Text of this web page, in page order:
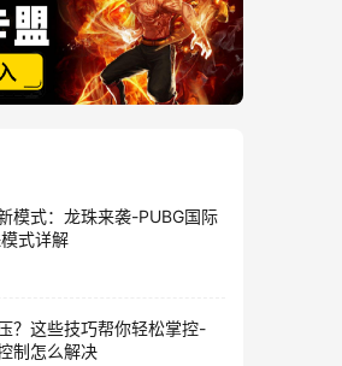
模式：龙珠来袭-PUBG国际
式详解
？这些技巧帮你轻松掌控-
制怎么解决